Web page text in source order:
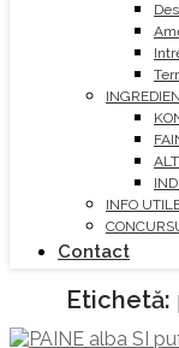
INFO
Contact
Etichetă: